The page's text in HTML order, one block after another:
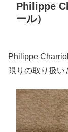
Philippe
ール）
Philippe
限りの取り扱い